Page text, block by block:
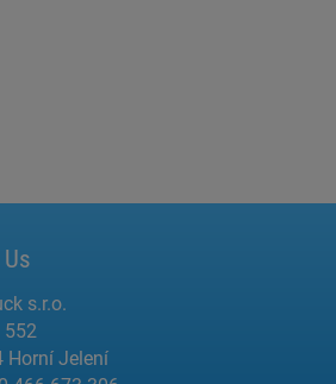
s.r.o.
552
Horní Jelení